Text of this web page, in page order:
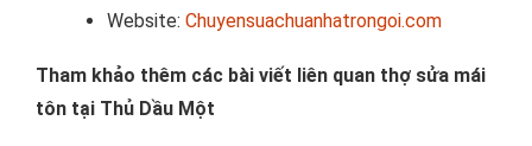
Website: Chuyensuachuanhatrongoi.com
Tham khảo thêm các bài viết liên quan thợ sửa mái
tôn tại Thủ Dầu Một